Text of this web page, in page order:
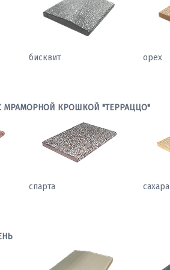
бисквит орех
МРАМОРНОЙ КРОШКОЙ "ТЕРРАЦЦО"
спарта сахара